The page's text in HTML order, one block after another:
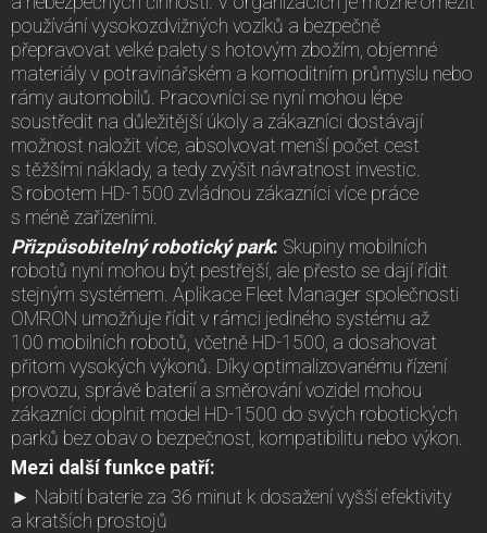
používání vysokozdvižných vozíků a bezpečně
přepravovat velké palety s hotovým zbožím, objemné
materiály v potravinářském a komoditním průmyslu nebo
rámy automobilů. Pracovníci se nyní mohou lépe
soustředit na důležitější úkoly a zákazníci dostávají
možnost naložit více, absolvovat menší počet cest
s těžšími náklady, a tedy zvýšit návratnost investic.
S robotem HD-1500 zvládnou zákazníci více práce
s méně zařízeními.
Přizpůsobitelný robotický park: Skupiny mobilních
robotů nyní mohou být pestřejší, ale přesto se dají řídit
stejným systémem. Aplikace Fleet Manager společnosti
OMRON umožňuje řídit v rámci jediného systému až
100 mobilních robotů, včetně HD-1500, a dosahovat
přitom vysokých výkonů. Díky optimalizovanému řízení
provozu, správě baterií a směrování vozidel mohou
zákazníci doplnit model HD-1500 do svých robotických
parků bez obav o bezpečnost, kompatibilitu nebo výkon.
Mezi další funkce patří:
► Nabití baterie za 36 minut k dosažení vyšší efektivity
a kratších prostojů